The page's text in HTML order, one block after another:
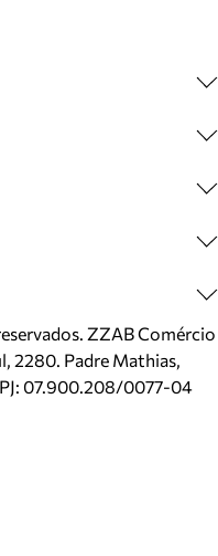
ZZAB Comércio
2280. Padre Mathias,
07.900.208/0077-04